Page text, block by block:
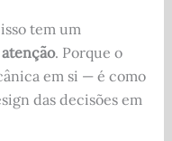
tem um
. Porque o
em si — é como
das decisões em